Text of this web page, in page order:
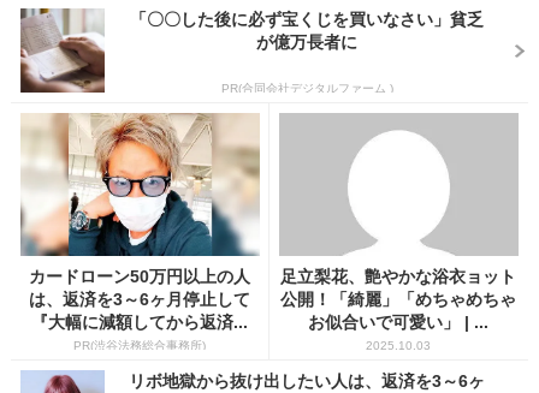
「〇〇した後に必ず宝くじを買いなさい」貧乏
が億万長者に
PR(合同会社デジタルファーム )
カードローン50万円以上の人
は、返済を3～6ヶ月停止して
『大幅に減額してから返済...
PR(渋谷法務総合事務所)
足立梨花、艶やかな浴衣ョット
公開！「綺麗」「めちゃめちゃ
お似合いで可愛い」 | ...
2025.10.03
リボ地獄から抜け出したい人は、返済を3～6ヶ